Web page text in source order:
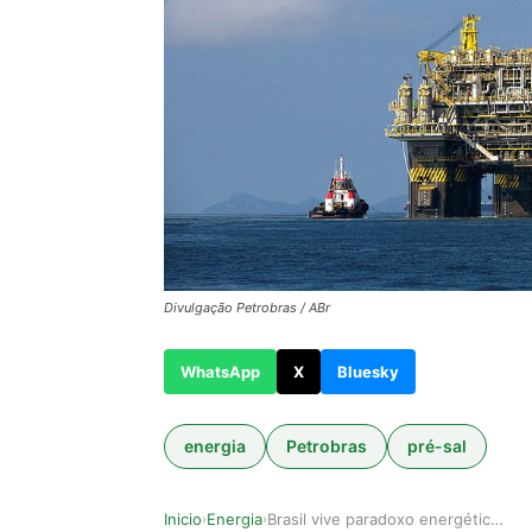
Divulgação Petrobras / ABr
WhatsApp X Bluesky
energia Petrobras pré-sal
Inicio›Energia› Brasil vive paradoxo energético entre recordes …